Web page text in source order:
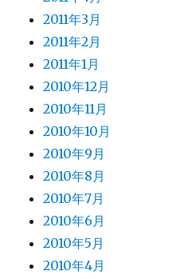
2011年3月
2011年2月
2011年1月
2010年12月
2010年11月
2010年10月
2010年9月
2010年8月
2010年7月
2010年6月
2010年5月
2010年4月